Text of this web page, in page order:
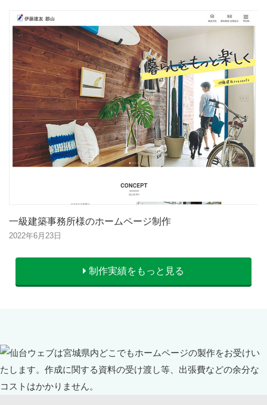
一級建築事務所様のホームページ制作
2022年6月23日
制作実績をもっと見る